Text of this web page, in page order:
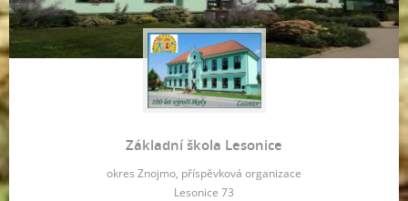
Základní škola Lesonice
okres Znojmo, příspěvková organizace
Lesonice 73